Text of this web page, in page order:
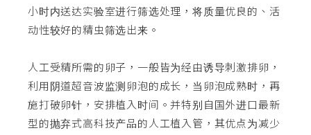
小时内送达实验室进行筛选处理，将质量优良的、活
动性较好的精虫筛选出来。
人工受精所需的卵子，一般皆为经由诱导刺激排卵，
利用阴道超音波监测卵泡的成长，当卵泡成熟时，再
施打破卵针，安排植入时间。并特别自国外进口最新
型的抛弃式高科技产品的人工植入管，其优点为减少